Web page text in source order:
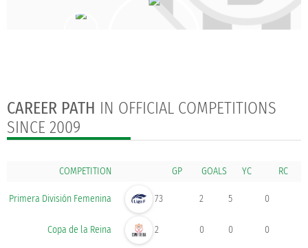
CAREER PATH IN OFFICIAL COMPETITIONS
SINCE 2009
COMPETITION GOALS
Primera División Femenina 73 2 5 0
Copa de la Reina 2 0 0 0